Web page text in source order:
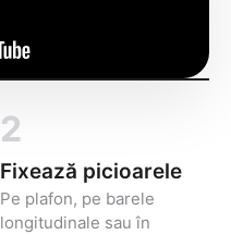
2
Fixează picioarele
Pe plafon, pe barele
longitudinale sau în